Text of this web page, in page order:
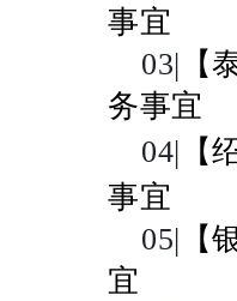
事宜
03| 【
务事宜
04| 【
事宜
05| 【
宜